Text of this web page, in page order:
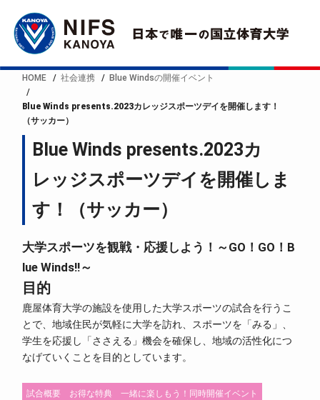
HOME 社会連携 Blue Windsの開催イベント
Blue Winds presents.2023カレッジスポーツデイを開催します！
（サッカー）
Blue Winds presents.2023カ
レッジスポーツデイを開催しま
す！（サッカー）
大学スポーツを観戦・応援しよう！～GO！GO！B
lue Winds!!～
目的
鹿屋体育大学の施設を使用した大学スポーツの試合を行うこ
とで、地域住民が気軽に大学を訪れ、スポーツを「みる」、
学生を応援し「ささえる」機会を確保し、地域の活性化につ
なげていくことを目的としています。
試合概要 お得な特典 一緒に楽しもう！同時開催イベント